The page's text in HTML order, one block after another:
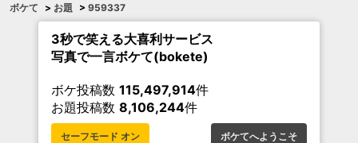
ボケて > お題 > 959337
3秒で笑える大喜利サービス
写真で一言ボケて(bokete)
ボケ投稿数 115,497,914件
お題投稿数 8,106,244件
セーフモード オン ボケてへようこそ